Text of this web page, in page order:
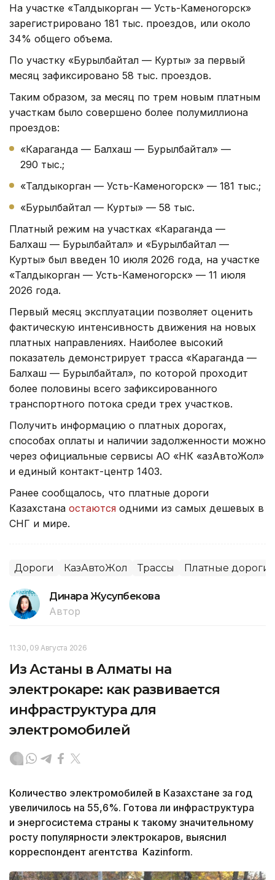
На участке «Талдыкорган — Усть-Каменогорск»
зарегистрировано 181 тыс. проездов, или около
34% общего объема.
По участку «Бурылбайтал — Курты» за первый
месяц зафиксировано 58 тыс. проездов.
Таким образом, за месяц по трем новым платным
участкам было совершено более полумиллиона
проездов:
«Караганда — Балхаш — Бурылбайтал» —
290 тыс.;
«Талдыкорган — Усть-Каменогорск» — 181 тыс.;
«Бурылбайтал — Курты» — 58 тыс.
Платный режим на участках «Караганда —
Балхаш — Бурылбайтал» и «Бурылбайтал —
Курты» был введен 10 июля 2026 года, на участке
«Талдыкорган — Усть-Каменогорск» — 11 июля
2026 года.
Первый месяц эксплуатации позволяет оценить
фактическую интенсивность движения на новых
платных направлениях. Наиболее высокий
показатель демонстрирует трасса «Караганда —
Балхаш — Бурылбайтал», по которой проходит
более половины всего зафиксированного
транспортного потока среди трех участков.
Получить информацию о платных дорогах,
способах оплаты и наличии задолженности можно
через официальные сервисы АО «НК «ҚазАвтоЖол»
и единый контакт-центр 1403.
Ранее сообщалось, что платные дороги
Казахстана остаются одними из самых дешевых в
СНГ и мире.
Дороги КазАвтоЖол Трассы Платные дороги
Динара Жусупбекова
Автор
11:30, 09 Августа 2026
Из Астаны в Алматы на
электрокаре: как развивается
инфраструктура для
электромобилей
Количество электромобилей в Казахстане за год
увеличилось на 55,6%. Готова ли инфраструктура
и энергосистема страны к такому значительному
росту популярности электрокаров, выяснил
корреспондент агентства Kazinform.